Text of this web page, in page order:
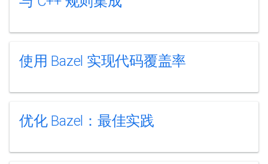
使用 Bazel 实现代码覆盖率
优化 Bazel：最佳实践